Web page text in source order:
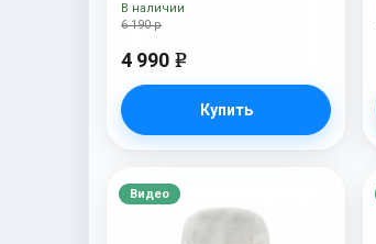
6 190 р
4 990 e
Купить
В наличии
Видео